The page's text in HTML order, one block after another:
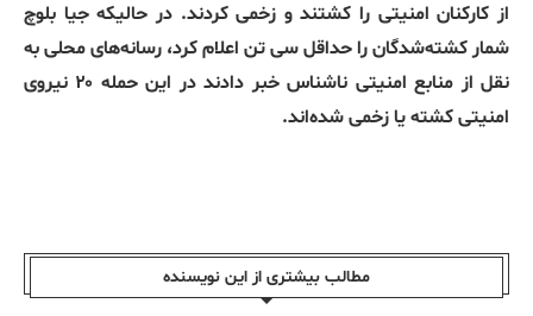
از کارکنان امنیتی را کشتند و زخمی کردند. در حالیکه جیا بلوچ
شمار کشته‌شدگان را حداقل سی تن اعلام کرد، رسانه‌های محلی به
نقل از منابع امنیتی ناشناس خبر دادند در این حمله ۲۰ نیروی
امنیتی کشته یا زخمی شده‌اند.
مطالب بیشتری از این نویسندە